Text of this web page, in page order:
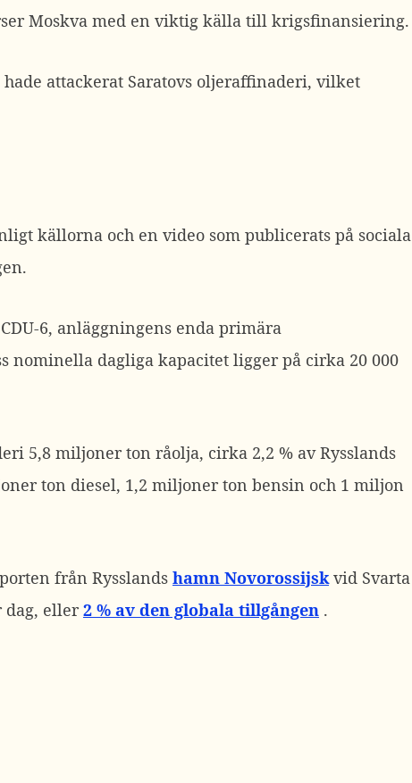
Moskva med en viktig källa till krigsfinansiering.
attackerat Saratovs oljeraffinaderi, vilket
källorna och en video som publicerats på sociala
6, anläggningens enda primära
nominella dagliga kapacitet ligger på cirka 20 000
5,8 miljoner ton råolja, cirka 2,2 % av Rysslands
ton diesel, 1,2 miljoner ton bensin och 1 miljon
från Rysslands hamn Novorossijsk vid Svarta
dag, eller 2 % av den globala tillgången .